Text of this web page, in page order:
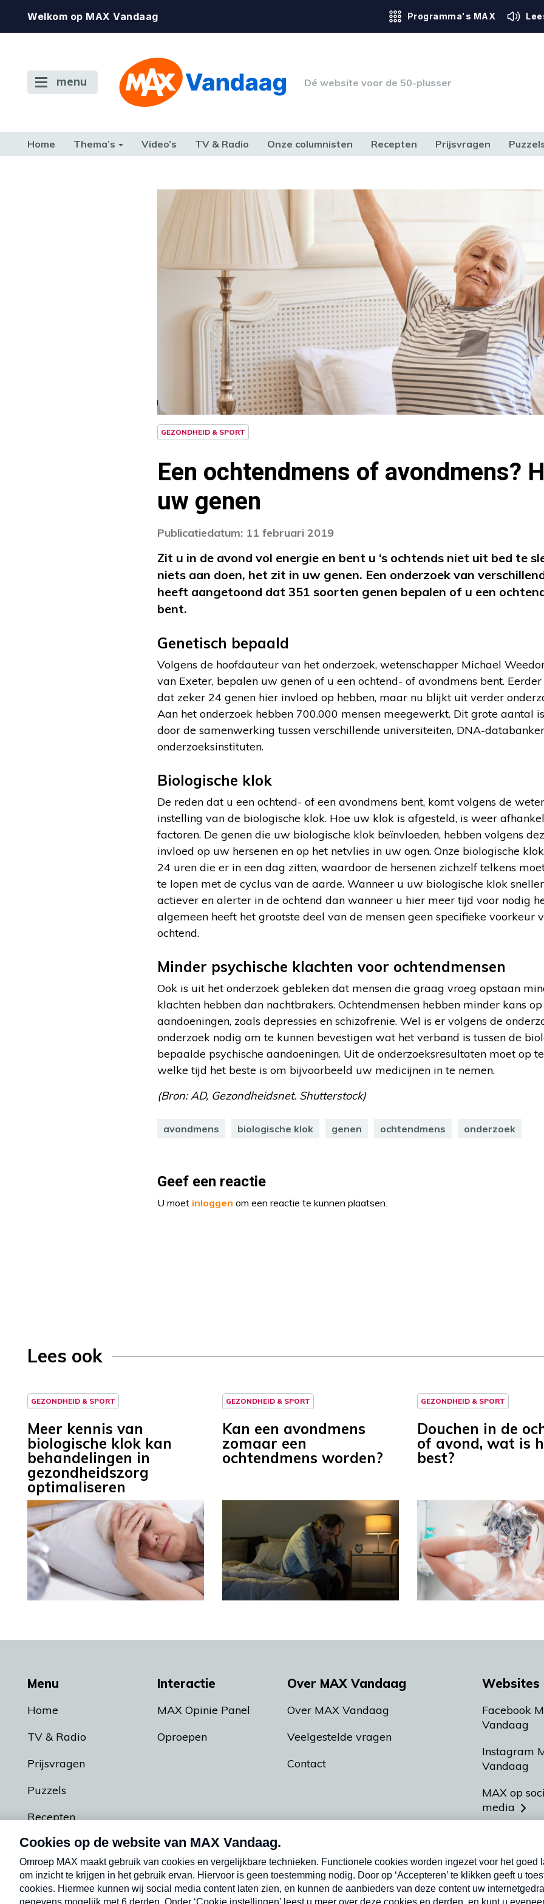
Welkom op MAX Vandaag Programma's MAX
menu Dé website voor de 50-plusser
Home Thema’s Video’s TV & Radio Onze columnisten Recepten Prijsvragen
GEZONDHEID & SPORT
Een ochtendmens of avondmens?
uw genen
Publicatiedatum: 11 februari 2019
Zit u in de avond vol energie en bent u ‘s ochtends niet uit bed te
niets aan doen, het zit in uw genen. Een onderzoek van
heeft aangetoond dat 351 soorten genen bepalen of u een
bent.
Genetisch bepaald
Volgens de hoofdauteur van het onderzoek, wetenschapper Michael
van Exeter, bepalen uw genen of u een ochtend- of avondmens bent.
dat zeker 24 genen hier invloed op hebben, maar nu blijkt uit verder
Aan het onderzoek hebben 700.000 mensen meegewerkt. Dit grote aantal
door de samenwerking tussen verschillende universiteiten, DNA-
onderzoeksinstituten.
Biologische klok
De reden dat u een ochtend- of een avondmens bent, komt volgens de
instelling van de biologische klok. Hoe uw klok is afgesteld, is weer
factoren. De genen die uw biologische klok beïnvloeden, hebben volgens
invloed op uw hersenen en op het netvlies in uw ogen. Onze biologische
24 uren die er in een dag zitten, waardoor de hersenen zichzelf telkens
te lopen met de cyclus van de aarde. Wanneer u uw biologische klok
actiever en alerter in de ochtend dan wanneer u hier meer tijd voor nodig
algemeen heeft het grootste deel van de mensen geen specifieke voorkeur
ochtend.
Minder psychische klachten voor ochtendmensen
Ook is uit het onderzoek gebleken dat mensen die graag vroeg opstaan
klachten hebben dan nachtbrakers. Ochtendmensen hebben minder kans
aandoeningen, zoals depressies en schizofrenie. Wel is er volgens de
onderzoek nodig om te kunnen bevestigen wat het verband is tussen de
bepaalde psychische aandoeningen. Uit de onderzoeksresultaten moet op
welke tijd het beste is om bijvoorbeeld uw medicijnen in te nemen.
(Bron: AD, Gezondheidsnet. Shutterstock)
avondmens biologische klok genen ochtendmens onderzoek
Geef een reactie
U moet inloggen om een reactie te kunnen plaatsen.
Lees ook
GEZONDHEID & SPORT
Meer kennis van
biologische klok kan
behandelingen in
gezondheidszorg
optimaliseren
GEZONDHEID & SPORT
Kan een avondmens
zomaar een
ochtendmens worden?
GEZONDHEID & SPORT
Douchen in de
of avond, wat is
best?
Menu
Home
TV & Radio
Prijsvragen
Puzzels
Recepten
Podcasts
Interactie
MAX Opinie Panel
Oproepen
Over MAX Vandaag
Over MAX Vandaag
Veelgestelde vragen
Contact
Websites
Facebook
Vandaag
Instagram
Vandaag
MAX op
media
Meldpunt
Heel